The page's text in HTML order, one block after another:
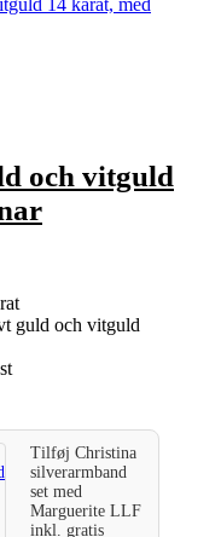
och vitguld
guld och vitguld
TilføjChristina
silverarmband
set med
Marguerite LLF
inkl. gratis